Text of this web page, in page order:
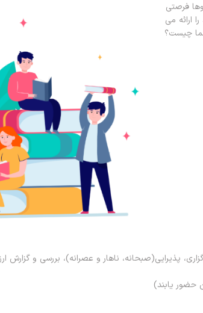
فرصتی
ارائه می
چیست؟
پذیرایی(صبحانه، ناهار و عصرانه)، بررسی و
حضور یابند)